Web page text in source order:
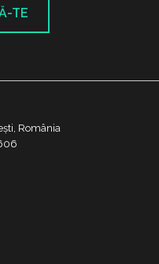
TE
România